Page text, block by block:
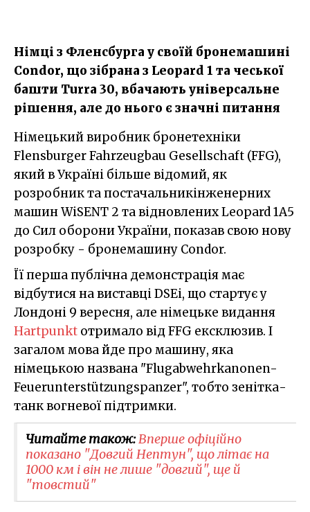
Німці з Фленсбурга у своїй бронемашині
Condor, що зібрана з Leopard 1 та чеської
башти Turra 30, вбачають універсальне
рішення, але до нього є значні питання
Німецький виробник бронетехніки
Flensburger Fahrzeugbau Gesellschaft (FFG),
який в Україні більше відомий, як
розробник та постачальникінженерних
машин WiSENT 2 та відновлених Leopard 1A5
до Сил оборони України, показав свою нову
розробку - бронемашину Condor.
Її перша публічна демонстрація має
відбутися на виставці DSEi, що стартує у
Лондоні 9 вересня, але німецьке видання
Hartpunkt отримало від FFG ексклюзив. І
загалом мова йде про машину, яка
німецькою названа "Flugabwehrkanonen-
Feuerunterstützungspanzer", тобто зенітка-
танк вогневої підтримки.
Читайте також:Вперше офіційно
показано "Довгий Нептун", що літає на
1000 км і він не лише "довгий", ще й
"товстий"